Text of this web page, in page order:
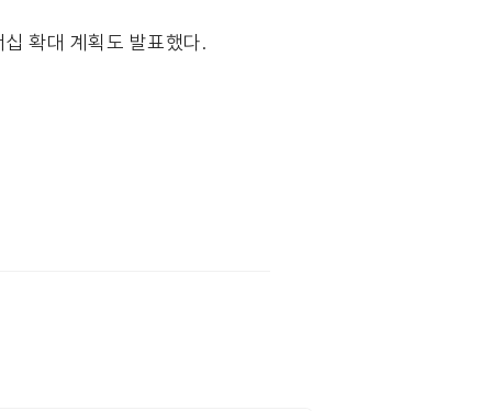
확대 계획도 발표했다.